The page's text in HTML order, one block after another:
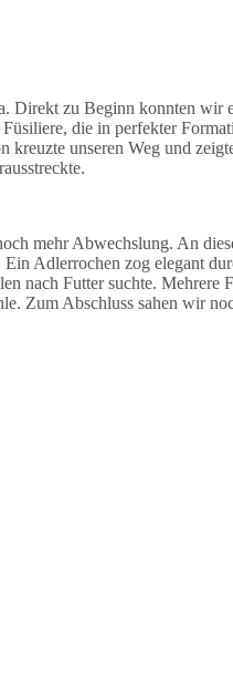
Direkt zu Beginn konnten
die in perfekter
kreuzte unseren Weg und
mehr Abwechslung. An
Adlerrochen zog elegant
nach Futter suchte.
Zum Abschluss sahen wir